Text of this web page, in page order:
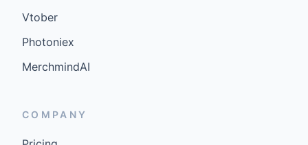
Vtober
Photoniex
MerchmindAI
COMPANY